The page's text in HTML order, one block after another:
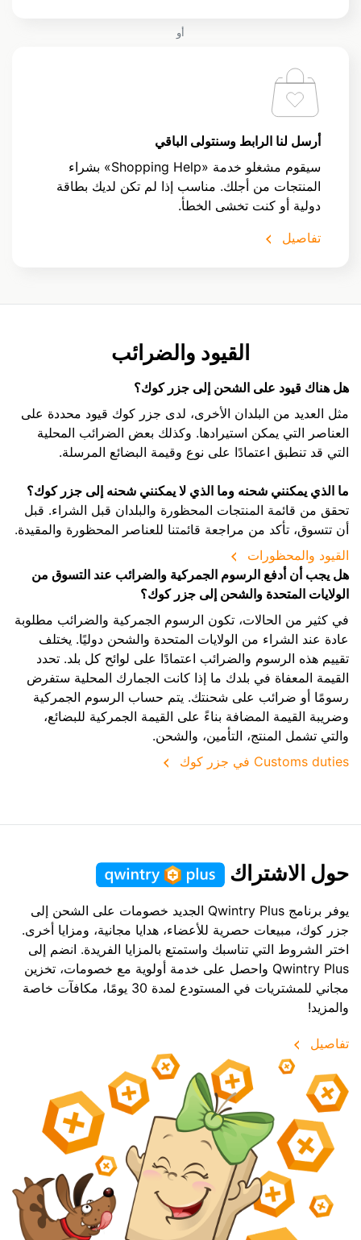
أو
أرسل لنا الرابط وسنتولى الباقي
سيقوم مشغلو خدمة «Shopping Help» بشراء
المنتجات من أجلك. مناسب إذا لم تكن لديك بطاقة
دولية أو كنت تخشى الخطأ.
تفاصيل
القيود والضرائب
هل هناك قيود على الشحن إلى جزر كوك؟
مثل العديد من البلدان الأخرى، لدى جزر كوك قيود محددة على
العناصر التي يمكن استيرادها. وكذلك بعض الضرائب المحلية
التي قد تنطبق اعتمادًا على نوع وقيمة البضائع المرسلة.
ما الذي يمكنني شحنه وما الذي لا يمكنني شحنه إلى جزر كوك؟
تحقق من قائمة المنتجات المحظورة والبلدان قبل الشراء. قبل
أن تتسوق، تأكد من مراجعة قائمتنا للعناصر المحظورة والمقيدة.
القيود والمحظورات
هل يجب أن أدفع الرسوم الجمركية والضرائب عند التسوق من
الولايات المتحدة والشحن إلى جزر كوك؟
في كثير من الحالات، تكون الرسوم الجمركية والضرائب مطلوبة
عادة عند الشراء من الولايات المتحدة والشحن دوليًا. يختلف
تقييم هذه الرسوم والضرائب اعتمادًا على لوائح كل بلد. تحدد
القيمة المعفاة في بلدك ما إذا كانت الجمارك المحلية ستفرض
رسومًا أو ضرائب على شحنتك. يتم حساب الرسوم الجمركية
وضريبة القيمة المضافة بناءً على القيمة الجمركية للبضائع،
والتي تشمل المنتج، التأمين، والشحن.
Customs duties في جزر كوك
حول الاشتراك
يوفر برنامج Qwintry Plus الجديد خصومات على الشحن إلى
جزر كوك، مبيعات حصرية للأعضاء، هدايا مجانية، ومزايا أخرى.
اختر الشروط التي تناسبك واستمتع بالمزايا الفريدة. انضم إلى
Qwintry Plus واحصل على خدمة أولوية مع خصومات، تخزين
مجاني للمشتريات في المستودع لمدة 30 يومًا، مكافآت خاصة
والمزيد!
تفاصيل